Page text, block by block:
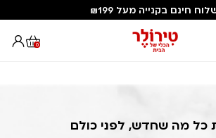
חינם בקנייה מעל ₪199
0 Out of Stock Alert 2025/04/05
כל מה שחדש, לפני כולם